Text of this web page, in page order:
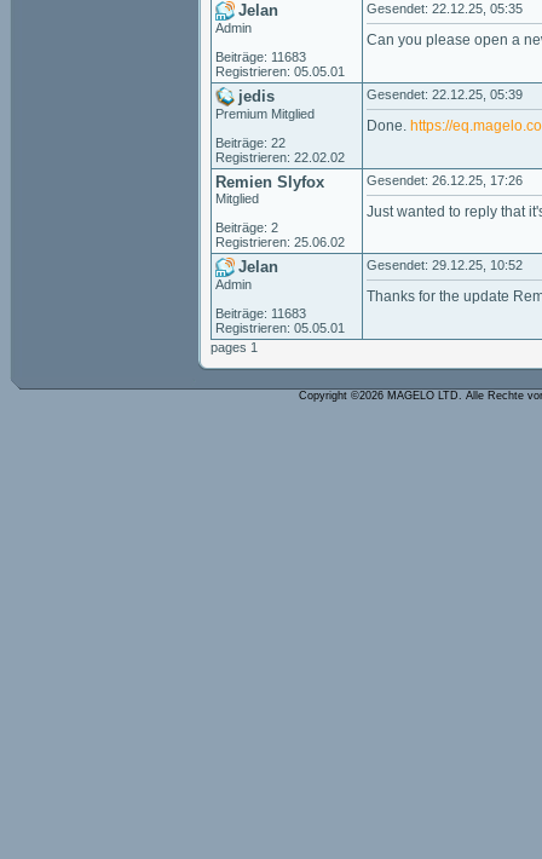
Jelan
Admin
Beiträge: 11683
Registrieren: 05.05.01
Gesendet: 22.12.25, 05:35
Can you please open a
jedis
Premium Mitglied
Beiträge: 22
Registrieren: 22.02.02
Gesendet: 22.12.25, 05:39
Done. https://
Remien Slyfox
Mitglied
Beiträge: 2
Registrieren: 25.06.02
Gesendet: 26.12.25, 17:26
Just wanted to reply that
Jelan
Admin
Beiträge: 11683
Registrieren: 05.05.01
Gesendet: 29.12.25, 10:52
Thanks for the update
pages 1
Copyright ©2026 MAGELO LTD. Alle Rechte